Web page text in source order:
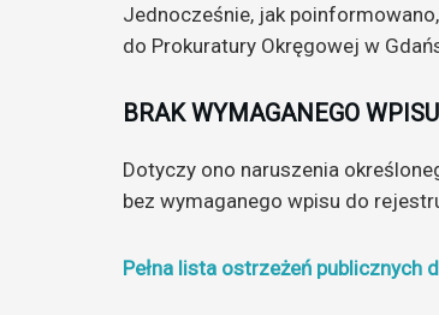
Jednocześnie, jak
do Prokuratury Okręgowej w
BRAK WYMAGANEGO WPISU
Dotyczy ono naruszenia
bez wymaganego wpisu do
Pełna lista ostrzeżeń publicznych